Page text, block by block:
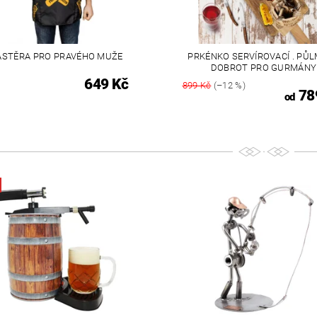
PRO PRAVÉHO MUŽE
649 Kč
PRKÉNKO SERVÍROVACÍ .
DOBROT PRO GURMÁNY
899 Kč(–12 %)
od